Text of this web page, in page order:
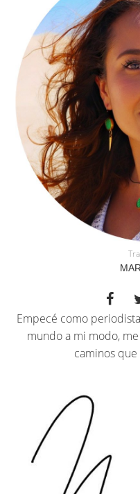
Empecé como
mundo a mi modo,
caminos